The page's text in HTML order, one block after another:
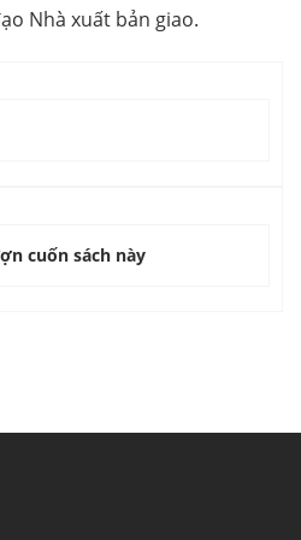
Nhà xuất bản giao.
cuốn sách này